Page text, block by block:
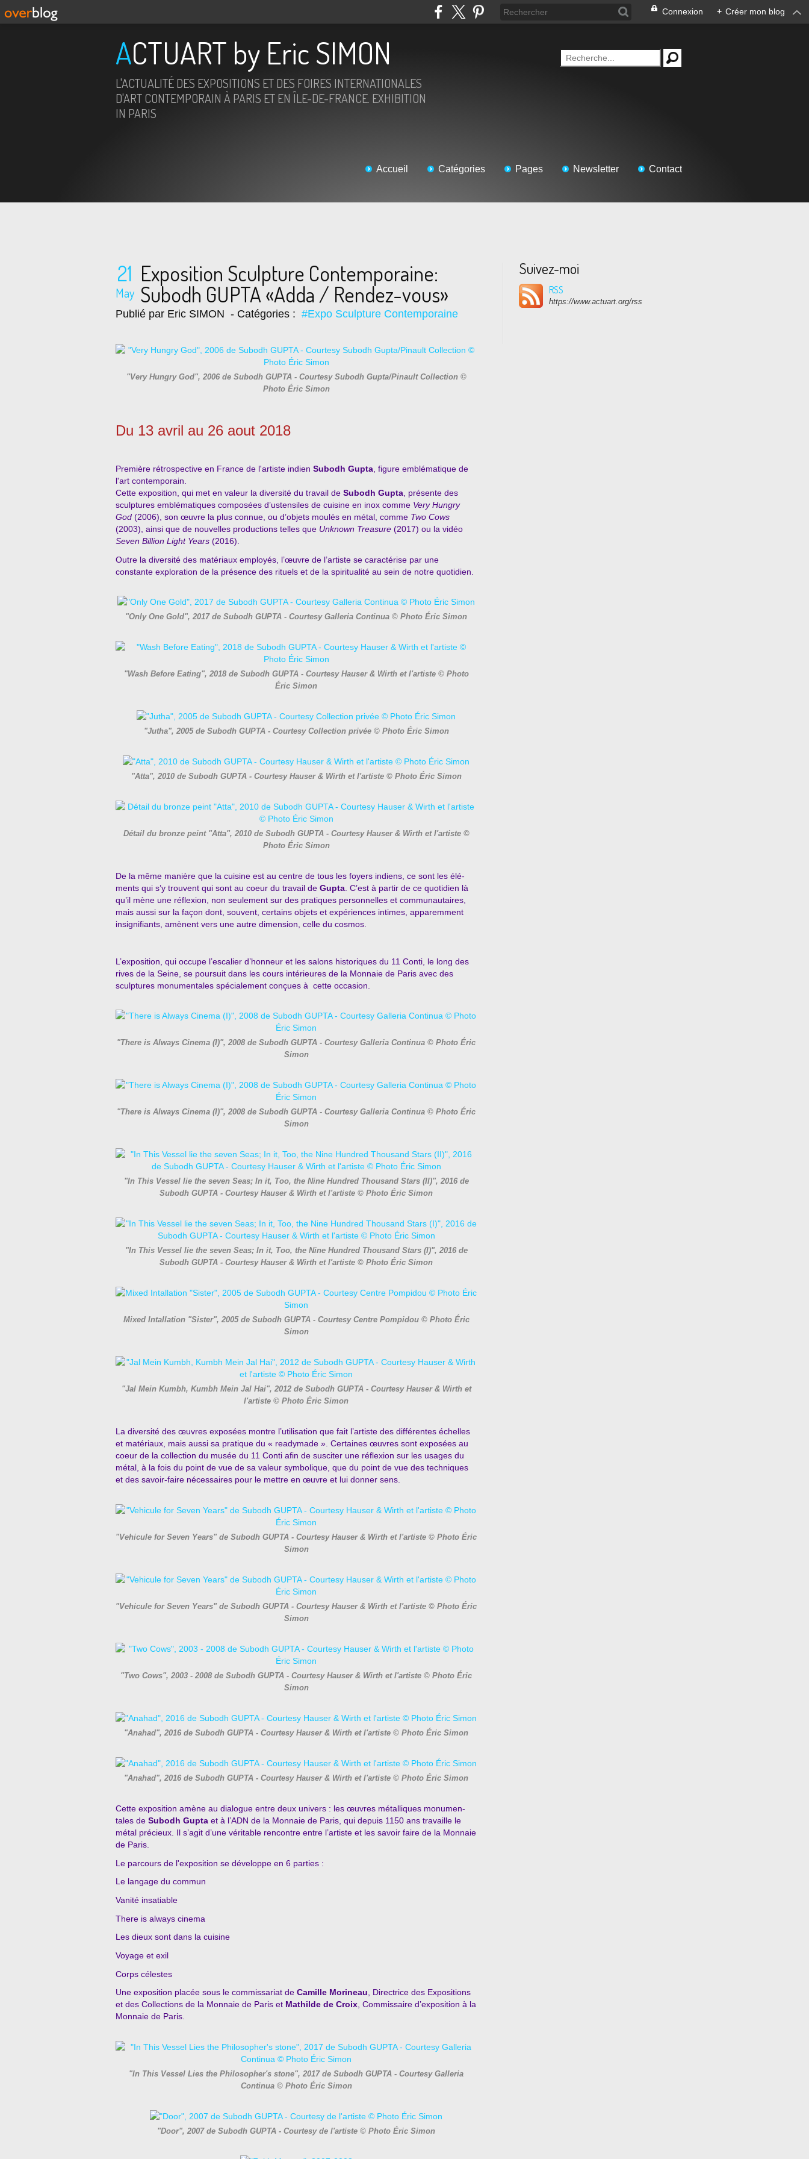
Connexion + Créer mon blog
ACTUART by Eric SIMON
L'ACTUALITÉ DES EXPOSITIONS ET DES FOIRES INTERNATIONALES
D'ART CONTEMPORAIN À PARIS ET EN ÎLE-DE-FRANCE. EXHIBITION
IN PARIS
Accueil Catégories Pages Newsletter Contact
21
May
Exposition Sculpture Contemporaine:
Subodh GUPTA «Adda / Rendez-vous»
Publié par Eric SIMON - Catégories : #Expo Sculpture Contemporaine
"Very Hungry God", 2006 de Subodh GUPTA - Courtesy Subodh Gupta/Pinault Collection ©
Photo Éric Simon
Du 13 avril au 26 aout 2018
Première rétrospective en France de l'artiste indien Subodh Gupta , figure emblématique de
l'art contemporain.
Cette exposition, qui met en valeur la diversité du travail de Subodh Gupta , présente des
sculptures emblématiques composées d’ustensiles de cuisine en inox comme Very Hungry
God (2006), son œuvre la plus connue, ou d’objets moulés en métal, comme Two Cows
(2003), ainsi que de nouvelles productions telles que Unknown Treasure (2017) ou la vidéo
Seven Billion Light Years (2016).
Outre la diversité des matériaux employés, l’œuvre de l’artiste se caractérise par une
constante exploration de la présence des rituels et de la spiritualité au sein de notre quotidien.
"Only One Gold", 2017 de Subodh GUPTA - Courtesy Galleria Continua © Photo Éric Simon
"Wash Before Eating", 2018 de Subodh GUPTA - Courtesy Hauser & Wirth et l'artiste © Photo
Éric Simon
"Jutha", 2005 de Subodh GUPTA - Courtesy Collection privée © Photo Éric Simon
"Atta", 2010 de Subodh GUPTA - Courtesy Hauser & Wirth et l'artiste © Photo Éric Simon
Détail du bronze peint "Atta", 2010 de Subodh GUPTA - Courtesy Hauser & Wirth et l'artiste ©
Photo Éric Simon
De la même manière que la cuisine est au centre de tous les foyers indiens, ce sont les élé-
ments qui s’y trouvent qui sont au coeur du travail de Gupta. C’est à partir de ce quotidien là
qu’il mène une réflexion, non seulement sur des pratiques personnelles et communautaires,
mais aussi sur la façon dont, souvent, certains objets et expériences intimes, apparemment
insignifiants, amènent vers une autre dimension, celle du cosmos.
L’exposition, qui occupe l’escalier d’honneur et les salons historiques du 11 Conti, le long des
rives de la Seine, se poursuit dans les cours intérieures de la Monnaie de Paris avec des
sculptures monumentales spécialement conçues à cette occasion.
"There is Always Cinema (I)", 2008 de Subodh GUPTA - Courtesy Galleria Continua © Photo Éric
Simon
"There is Always Cinema (I)", 2008 de Subodh GUPTA - Courtesy Galleria Continua © Photo Éric
Simon
"In This Vessel lie the seven Seas; In it, Too, the Nine Hundred Thousand Stars (II)", 2016 de
Subodh GUPTA - Courtesy Hauser & Wirth et l'artiste © Photo Éric Simon
"In This Vessel lie the seven Seas; In it, Too, the Nine Hundred Thousand Stars (I)", 2016 de
Subodh GUPTA - Courtesy Hauser & Wirth et l'artiste © Photo Éric Simon
Mixed Intallation "Sister", 2005 de Subodh GUPTA - Courtesy Centre Pompidou © Photo Éric
Simon
"Jal Mein Kumbh, Kumbh Mein Jal Hai", 2012 de Subodh GUPTA - Courtesy Hauser & Wirth et
l'artiste © Photo Éric Simon
La diversité des œuvres exposées montre l’utilisation que fait l’artiste des différentes échelles
et matériaux, mais aussi sa pratique du « readymade ». Certaines œuvres sont exposées au
coeur de la collection du musée du 11 Conti afin de susciter une réflexion sur les usages du
métal, à la fois du point de vue de sa valeur symbolique, que du point de vue des techniques
et des savoir-faire nécessaires pour le mettre en œuvre et lui donner sens.
"Vehicule for Seven Years" de Subodh GUPTA - Courtesy Hauser & Wirth et l'artiste © Photo Éric
Simon
"Vehicule for Seven Years" de Subodh GUPTA - Courtesy Hauser & Wirth et l'artiste © Photo Éric
Simon
"Two Cows", 2003 - 2008 de Subodh GUPTA - Courtesy Hauser & Wirth et l'artiste © Photo Éric
Simon
"Anahad", 2016 de Subodh GUPTA - Courtesy Hauser & Wirth et l'artiste © Photo Éric Simon
"Anahad", 2016 de Subodh GUPTA - Courtesy Hauser & Wirth et l'artiste © Photo Éric Simon
Cette exposition amène au dialogue entre deux univers : les œuvres métalliques monumen-
tales de Subodh Gupta et à l’ADN de la Monnaie de Paris, qui depuis 1150 ans travaille le
métal précieux. Il s’agit d’une véritable rencontre entre l’artiste et les savoir faire de la Monnaie
de Paris.
Le parcours de l'exposition se développe en 6 parties :
Le langage du commun
Vanité insatiable
There is always cinema
Les dieux sont dans la cuisine
Voyage et exil
Corps célestes
Une exposition placée sous le commissariat de Camille Morineau , Directrice des Expositions
et des Collections de la Monnaie de Paris et Mathilde de Croix , Commissaire d’exposition à la
Monnaie de Paris.
"In This Vessel Lies the Philosopher's stone", 2017 de Subodh GUPTA - Courtesy Galleria
Continua © Photo Éric Simon
"Door", 2007 de Subodh GUPTA - Courtesy de l'artiste © Photo Éric Simon
Suivez-moi
RSS
https://www.actuart.org/rss